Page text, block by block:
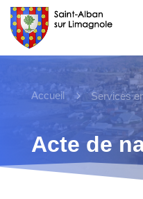
Accueil 5 Services
Acte de